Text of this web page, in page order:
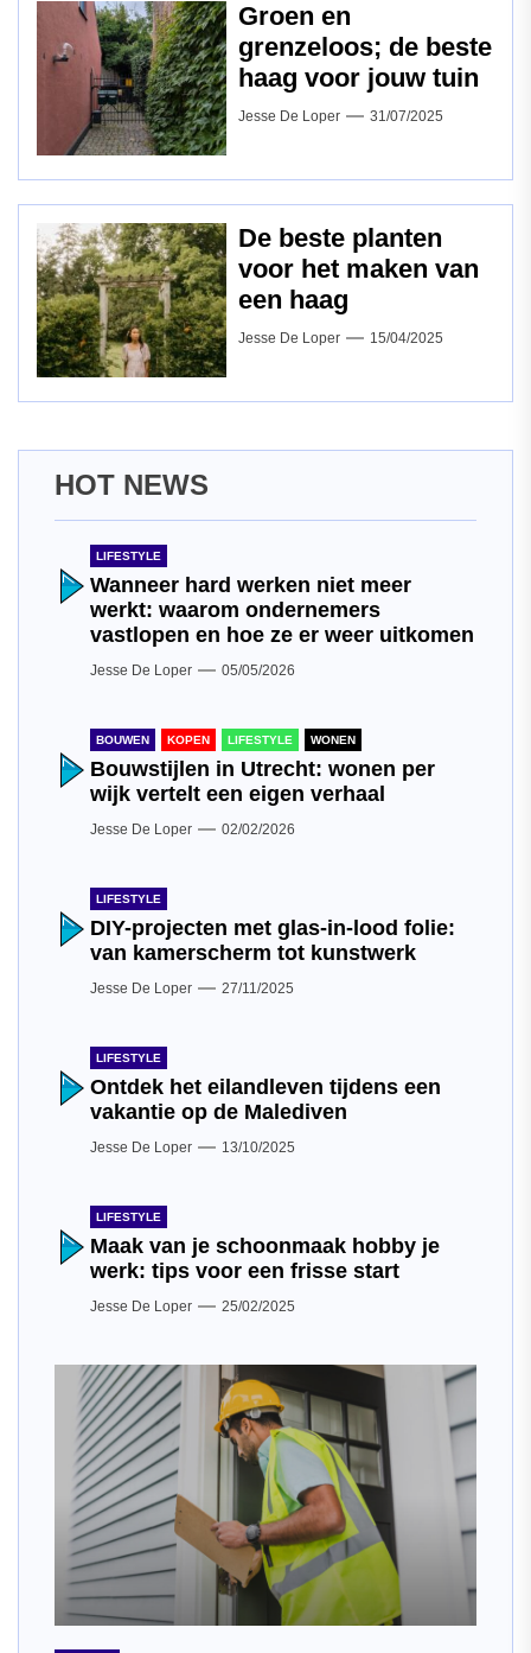
Groen en
grenzeloos; de beste
haag voor jouw tuin
Jesse De Loper 31/07/2025
De beste planten
voor het maken van
een haag
Jesse De Loper 15/04/2025
HOT NEWS
LIFESTYLE
Wanneer hard werken niet meer
werkt: waarom ondernemers
vastlopen en hoe ze er weer uitkomen
Jesse De Loper 05/05/2026
BOUWEN KOPEN LIFESTYLE WONEN
Bouwstijlen in Utrecht: wonen per
wijk vertelt een eigen verhaal
Jesse De Loper 02/02/2026
LIFESTYLE
DIY-projecten met glas-in-lood folie:
van kamerscherm tot kunstwerk
Jesse De Loper 27/11/2025
LIFESTYLE
Ontdek het eilandleven tijdens een
vakantie op de Malediven
Jesse De Loper 13/10/2025
LIFESTYLE
Maak van je schoonmaak hobby je
werk: tips voor een frisse start
Jesse De Loper 25/02/2025